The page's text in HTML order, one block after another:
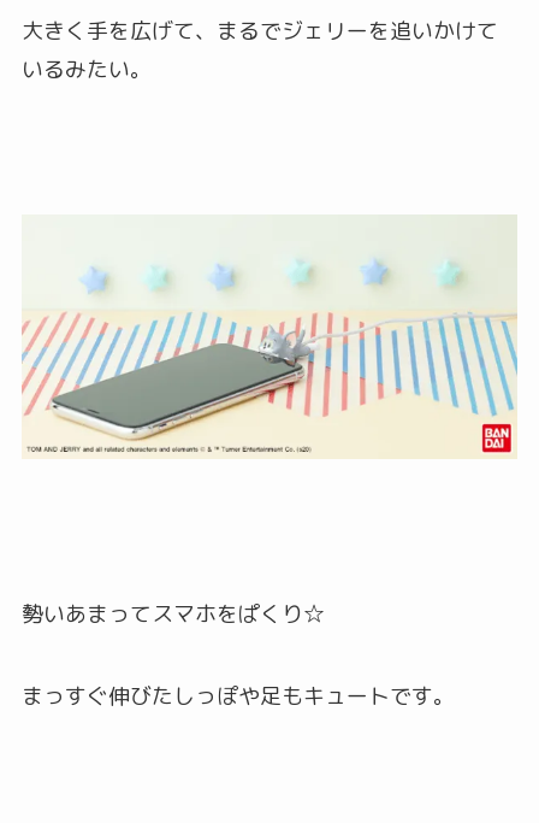
大きく手を広げて、まるでジェリーを追いかけて
いるみたい。
勢いあまってスマホをぱくり☆
まっすぐ伸びたしっぽや足もキュートです。